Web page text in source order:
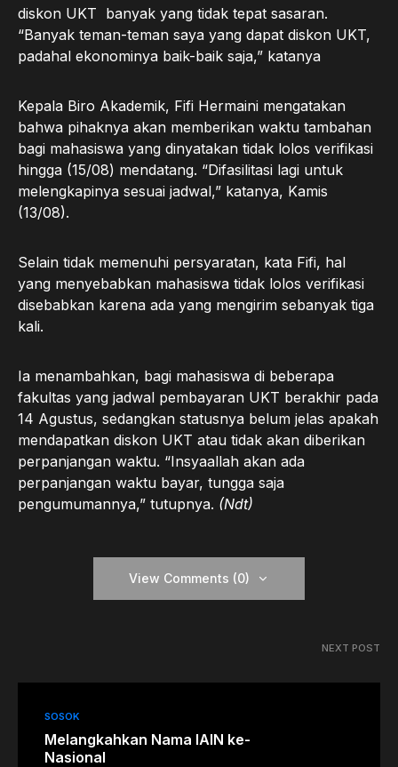
diskon UKT banyak yang tidak tepat sasaran.
“Banyak teman-teman saya yang dapat diskon UKT,
padahal ekonominya baik-baik saja,” katanya
Kepala Biro Akademik, Fifi Hermaini mengatakan
bahwa pihaknya akan memberikan waktu tambahan
bagi mahasiswa yang dinyatakan tidak lolos verifikasi
hingga (15/08) mendatang. “Difasilitasi lagi untuk
melengkapinya sesuai jadwal,” katanya, Kamis
(13/08).
Selain tidak memenuhi persyaratan, kata Fifi, hal
yang menyebabkan mahasiswa tidak lolos verifikasi
disebabkan karena ada yang mengirim sebanyak tiga
kali.
Ia menambahkan, bagi mahasiswa di beberapa
fakultas yang jadwal pembayaran UKT berakhir pada
14 Agustus, sedangkan statusnya belum jelas apakah
mendapatkan diskon UKT atau tidak akan diberikan
perpanjangan waktu. “Insyaallah akan ada
perpanjangan waktu bayar, tungga saja
pengumumannya,” tutupnya. (Ndt)
View Comments (0)
NEXT POST
SOSOK
Melangkahkan Nama IAIN ke-
Nasional